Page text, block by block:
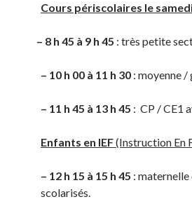
Cours périscolaires le
– 8 h 45 à 9 h 45 : très petite
– 10 h 00 à 11 h 30 : moyenne /
– 11 h 45 à 13 h 45 : CP / CE1
Enfants en IEF(Instruction En
– 12 h 15 à 15 h 45 :
scolarisés.